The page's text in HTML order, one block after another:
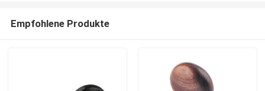
Empfohlene Produkte